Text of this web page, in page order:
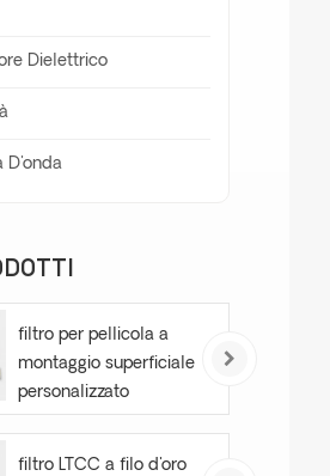
Dielettrico
D'onda
filtro per pellicola a
montaggio superficiale
personalizzato
filtro LTCC a filo d'oro